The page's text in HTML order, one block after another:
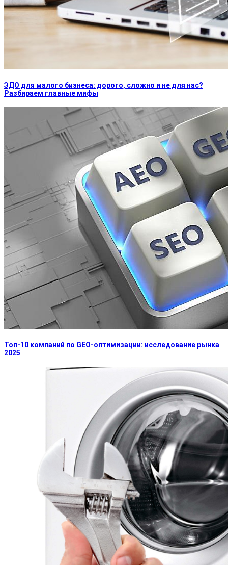
ЭДО для малого бизнеса: дорого, сложно и не для нас?
Разбираем главные мифы
Топ-10 компаний по GEO-оптимизации: исследование рынка
2025